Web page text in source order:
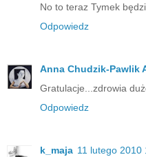
No to teraz Tymek
Odpowiedz
Anna Chudzik-Pawlik
Gratulacje...zdrowia
Odpowiedz
k_maja 11 lutego 2010